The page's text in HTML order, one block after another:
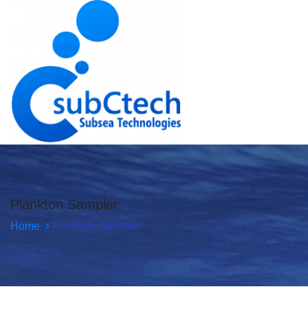
Plankton Sampler
Home Plankton Sampler